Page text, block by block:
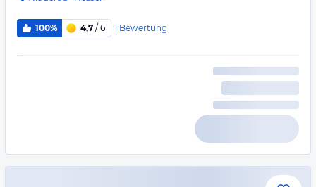
100% 4,7 / 6 1 Bewertung